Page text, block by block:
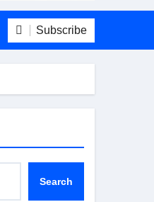
Subscribe
Search